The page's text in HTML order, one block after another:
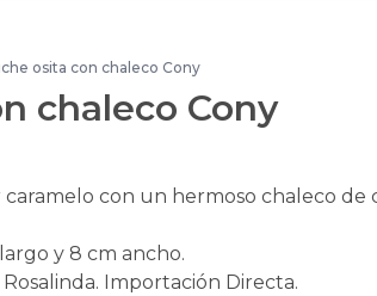
osita con chaleco Cony
chaleco Cony
con un hermoso chaleco de
y 8 cm ancho.
Importación Directa.